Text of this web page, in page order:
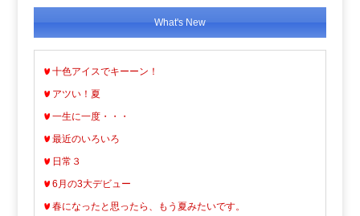
What's New
十色アイスでキーーン！
アツい！夏
一生に一度・・・
最近のいろいろ
日常３
6月の3大デビュー
春になったと思ったら、もう夏みたいです。